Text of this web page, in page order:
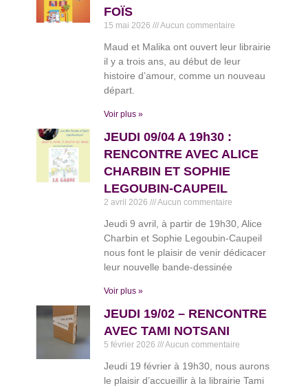
FOÏS
15 mai 2026 Aucun commentaire
Maud et Malika ont ouvert leur librairie
il y a trois ans, au début de leur
histoire d’amour, comme un nouveau
départ.
Voir plus »
JEUDI 09/04 A 19h30 :
RENCONTRE AVEC ALICE
CHARBIN ET SOPHIE
LEGOUBIN-CAUPEIL
2 avril 2026 Aucun commentaire
Jeudi 9 avril, à partir de 19h30, Alice
Charbin et Sophie Legoubin-Caupeil
nous font le plaisir de venir dédicacer
leur nouvelle bande-dessinée
Voir plus »
JEUDI 19/02 – RENCONTRE
AVEC TAMI NOTSANI
5 février 2026 Aucun commentaire
Jeudi 19 février à 19h30, nous aurons
le plaisir d’accueillir à la librairie Tami